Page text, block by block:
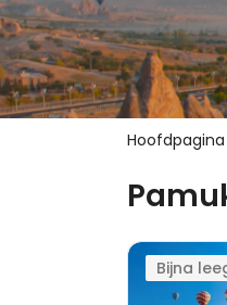
Hoofdpagina
Bijna